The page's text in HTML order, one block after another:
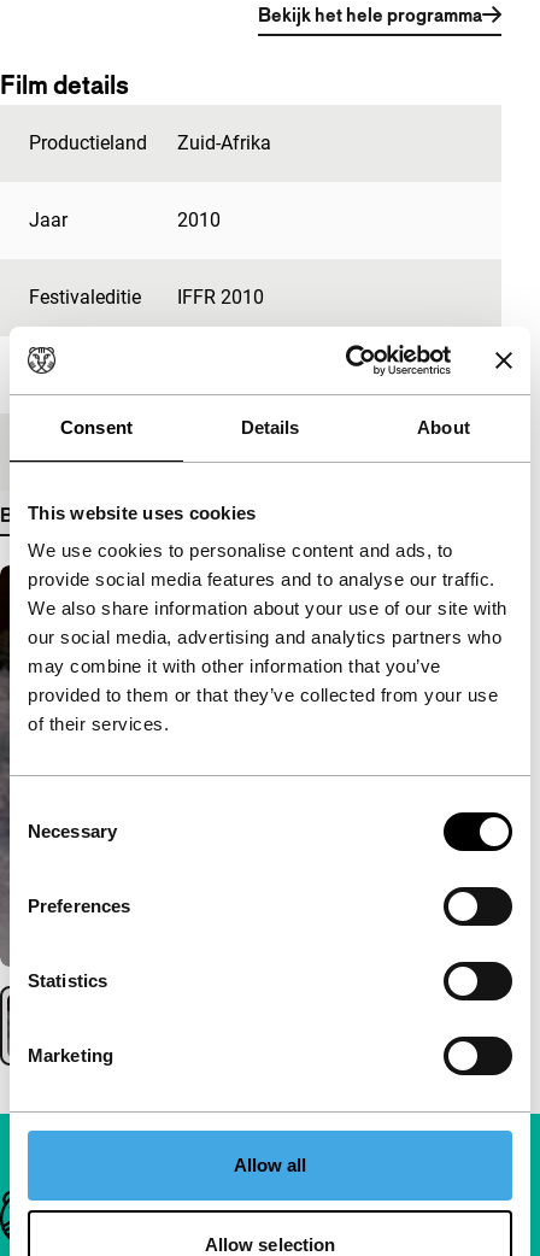
Consent Details About
This website uses cookies
We use cookies to personalise content and ads, to
provide social media features and to analyse our traffic.
We also share information about your use of our site with
our social media, advertising and analytics partners who
may combine it with other information that you’ve
provided to them or that they’ve collected from your use
of their services.
Selection
Necessary
Preferences
Statistics
Marketing
Allow all
Allow selection
Bekijk het hele programma
Film details
Productieland Zuid-Afrika
Jaar 2010
Festivaleditie IFFR 2010
Lengte
Bekijk meer details
Belangrijke links